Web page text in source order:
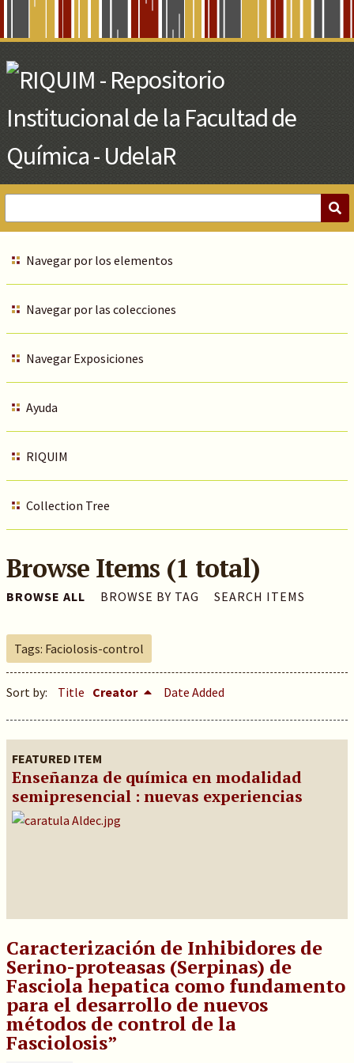
Main
Content
Navegar por los elementos
Navegar por las colecciones
Navegar Exposiciones
Ayuda
RIQUIM
Collection Tree
Browse Items (1 total)
BROWSE ALL BROWSE BY TAG SEARCH ITEMS
Tags: Faciolosis-control
Sort by: Title Creator Date Added
FEATURED ITEM
Enseñanza de química en modalidad
semipresencial : nuevas experiencias
Caracterización de Inhibidores de
Serino-proteasas (Serpinas) de
Fasciola hepatica como fundamento
para el desarrollo de nuevos
métodos de control de la
Fasciolosis”